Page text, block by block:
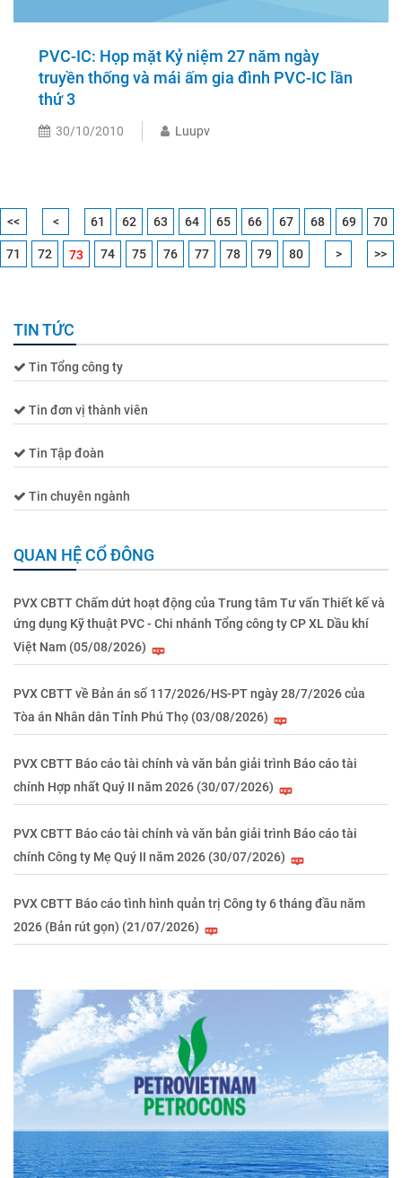
PVC-IC: Họp mặt Kỷ niệm 27 năm ngày
truyền thống và mái ấm gia đình PVC-IC lần
thứ 3
30/10/2010 Luupv
<< < 61 62 63 64 65 66 67 68 69 70
71 72 73 74 75 76 77 78 79 80 > >>
TIN TỨC
Tin Tổng công ty
Tin đơn vị thành viên
Tin Tập đoàn
Tin chuyên ngành
QUAN HỆ CỔ ĐÔNG
PVX CBTT Chấm dứt hoạt động của Trung tâm Tư vấn Thiết kế và
ứng dụng Kỹ thuật PVC - Chi nhánh Tổng công ty CP XL Dầu khí
Việt Nam (05/08/2026)
PVX CBTT về Bản án số 117/2026/HS-PT ngày 28/7/2026 của
Tòa án Nhân dân Tỉnh Phú Thọ (03/08/2026)
PVX CBTT Báo cáo tài chính và văn bản giải trình Báo cáo tài
chính Hợp nhất Quý II năm 2026 (30/07/2026)
PVX CBTT Báo cáo tài chính và văn bản giải trình Báo cáo tài
chính Công ty Mẹ Quý II năm 2026 (30/07/2026)
PVX CBTT Báo cáo tình hình quản trị Công ty 6 tháng đầu năm
2026 (Bản rút gọn) (21/07/2026)